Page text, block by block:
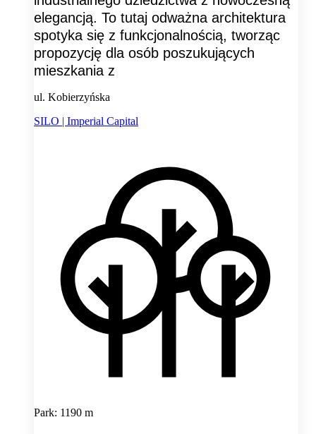
elegancją. To tutaj odważna architektura
spotyka się z funkcjonalnością, tworząc
propozycję dla osób poszukujących
mieszkania z
ul. Kobierzyńska
SILO | Imperial Capital
Park: 1190 m